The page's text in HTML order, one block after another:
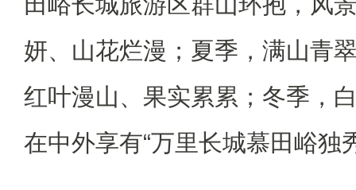
妍、山花烂漫；夏季，满山青
红叶漫山、果实累累；冬季，
在中外享有“万里长城慕田峪独